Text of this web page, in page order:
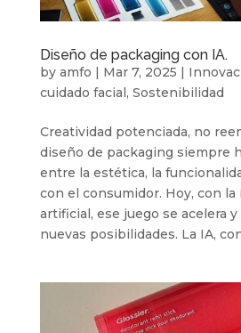
Diseño de packaging con IA.
by amfo | Mar 7, 2025 |
cuidado facial, Sostenibilidad
Creatividad potenciada, no
diseño de packaging siempre
entre la estética, la
con el consumidor. Hoy, con
artificial, ese juego se acelera
nuevas posibilidades. La IA,